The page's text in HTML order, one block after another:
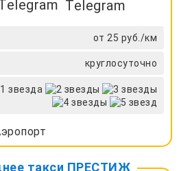
Telegram
от 25 руб./км
круглосуточно
такси ПРЕСТИЖ